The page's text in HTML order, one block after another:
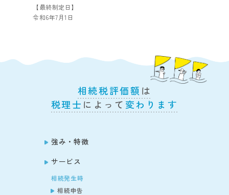
【最終制定日】
令和6年7月1日
相続税評価額 は
税理士 によって 変わります
強み・特徴
サービス
相続発生時
相続申告